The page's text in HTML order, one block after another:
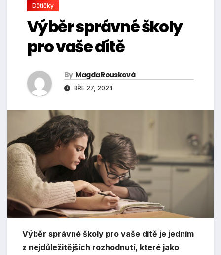
Dětičky
Výběr správné školy
pro vaše dítě
By Magda Rousková
BŘE 27, 2024
Výběr správné školy pro vaše dítě je jedním
z nejdůležitějších rozhodnutí, které jako